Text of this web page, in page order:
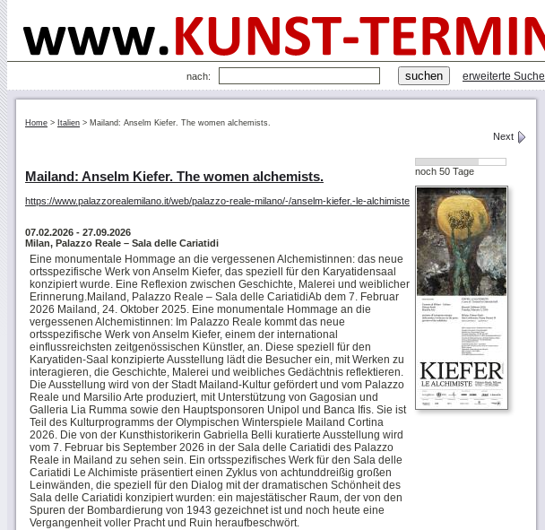
nach: erweiterte Suche
Home > Italien > Mailand: Anselm Kiefer. The women alchemists.
Next
noch 50 Tage
Mailand: Anselm Kiefer. The women alchemists.
https://www.palazzorealemilano.it/web/palazzo-reale-milano/-/anselm-kiefer.-le-alchimiste
07.02.2026 - 27.09.2026
Milan, Palazzo Reale – Sala delle Cariatidi
Eine monumentale Hommage an die vergessenen Alchemistinnen: das neue
ortsspezifische Werk von Anselm Kiefer, das speziell für den Karyatidensaal
konzipiert wurde. Eine Reflexion zwischen Geschichte, Malerei und weiblicher
Erinnerung.Mailand, Palazzo Reale – Sala delle CariatidiAb dem 7. Februar
2026 Mailand, 24. Oktober 2025. Eine monumentale Hommage an die
vergessenen Alchemistinnen: Im Palazzo Reale kommt das neue
ortsspezifische Werk von Anselm Kiefer, einem der international
einflussreichsten zeitgenössischen Künstler, an. Diese speziell für den
Karyatiden-Saal konzipierte Ausstellung lädt die Besucher ein, mit Werken zu
interagieren, die Geschichte, Malerei und weibliches Gedächtnis reflektieren.
Die Ausstellung wird von der Stadt Mailand-Kultur gefördert und vom Palazzo
Reale und Marsilio Arte produziert, mit Unterstützung von Gagosian und
Galleria Lia Rumma sowie den Hauptsponsoren Unipol und Banca Ifis. Sie ist
Teil des Kulturprogramms der Olympischen Winterspiele Mailand Cortina
2026. Die von der Kunsthistorikerin Gabriella Belli kuratierte Ausstellung wird
vom 7. Februar bis September 2026 in der Sala delle Cariatidi des Palazzo
Reale in Mailand zu sehen sein. Ein ortsspezifisches Werk für den Sala delle
Cariatidi Le Alchimiste präsentiert einen Zyklus von achtunddreißig großen
Leinwänden, die speziell für den Dialog mit der dramatischen Schönheit des
Sala delle Cariatidi konzipiert wurden: ein majestätischer Raum, der von den
Spuren der Bombardierung von 1943 gezeichnet ist und noch heute eine
Vergangenheit voller Pracht und Ruin heraufbeschwört.